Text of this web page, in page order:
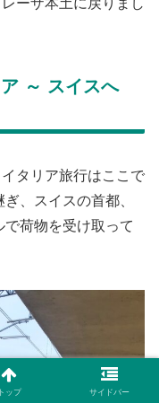
～ スイスへ
タリア旅行はここで
、スイスの首都、
荷物を受け取って
トップ サイドバー